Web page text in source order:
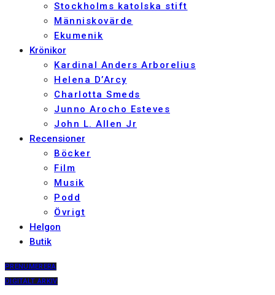
Stockholms katolska stift
Människovärde
Ekumenik
Krönikor
Kardinal Anders Arborelius
Helena D’Arcy
Charlotta Smeds
Junno Arocho Esteves
John L. Allen Jr
Recensioner
Böcker
Film
Musik
Podd
Övrigt
Helgon
Butik
PRENUMERERA
DIGITALT ARKIV